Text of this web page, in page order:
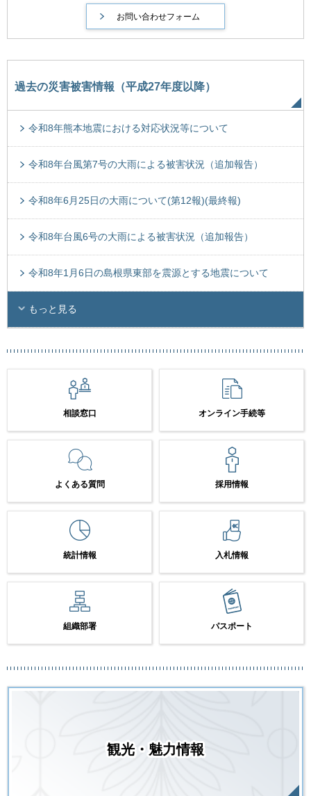
過去の災害被害情報（平成27年度以降）
令和8年熊本地震における対応状況等について
令和8年台風第7号の大雨による被害状況（追加報告）
令和8年6月25日の大雨について(第12報)(最終報)
令和8年台風6号の大雨による被害状況（追加報告）
令和8年1月6日の島根県東部を震源とする地震について
もっと見る
相談窓口 オンライン手続等
よくある質問 採用情報
統計情報 入札情報
組織部署 パスポート
観光・魅力情報